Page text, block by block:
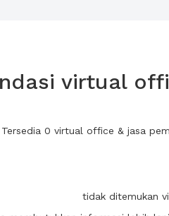
virtual
Tersedia 0 virtual office & jasa
tidak ditemukan